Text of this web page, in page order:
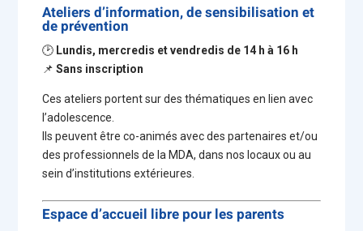
Ateliers d’information, de sensibilisation et
de prévention
🕑 Lundis, mercredis et vendredis de 14 h à 16 h
📌Sans inscription
Ces ateliers portent sur des thématiques en lien avec
l’adolescence.
Ils peuvent être co-animés avec des partenaires et/ou
des professionnels de la MDA, dans nos locaux ou au
sein d’institutions extérieures.
Espace d’accueil libre pour les parents